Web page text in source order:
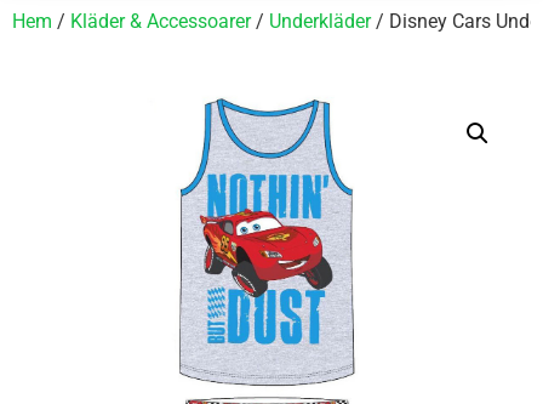
Hem / Kläder & Accessoarer/ Underkläder/ Disney Cars